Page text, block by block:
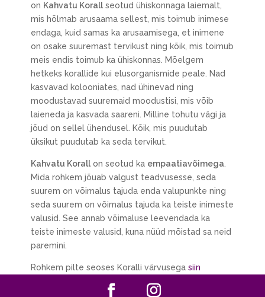
on Kahvatu Korallseotud ühiskonnaga laiemalt,
mis hõlmab arusaama sellest, mis toimub inimese
endaga, kuid samas ka arusaamisega, et inimene
on osake suuremast tervikust ning kõik, mis toimub
meis endis toimub ka ühiskonnas. Mõelgem
hetkeks korallide kui elusorganismide peale. Nad
kasvavad kolooniates, nad ühinevad ning
moodustavad suuremaid moodustisi, mis võib
laieneda ja kasvada saareni. Milline tohutu vägi ja
jõud on sellel ühendusel. Kõik, mis puudutab
üksikut puudutab ka seda tervikut.
Kahvatu Korallon seotud ka empaatiavõimega
Mida rohkem jõuab valgust teadvusesse, seda
suurem on võimalus tajuda enda valupunkte ning
seda suurem on võimalus tajuda ka teiste inimeste
valusid. See annab võimaluse leevendada ka
teiste inimeste valusid, kuna nüüd mõistad sa neid
paremini.
Rohkem pilte seoses Koralli värvusega siin